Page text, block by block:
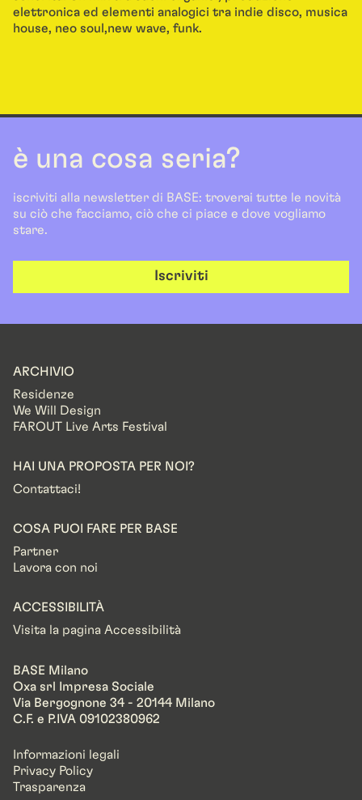
elettronica ed elementi analogici tra indie disco, musica
house, neo soul,new wave, funk.
è una cosa seria?
iscriviti alla newsletter di BASE: troverai tutte le novità
su ciò che facciamo, ciò che ci piace e dove vogliamo
stare.
Iscriviti
ARCHIVIO
Residenze
We Will Design
FAROUT Live Arts Festival
HAI UNA PROPOSTA PER NOI?
Contattaci!
COSA PUOI FARE PER BASE
Partner
Lavora con noi
ACCESSIBILITÀ
Visita la pagina Accessibilità
BASE Milano
Oxa srl Impresa Sociale
Via Bergognone 34 - 20144 Milano
C.F. e P.IVA 09102380962
Informazioni legali
Privacy Policy
Trasparenza